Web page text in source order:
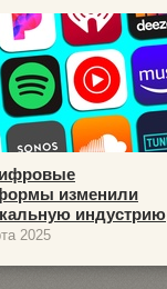
изменили
индустрию
2025